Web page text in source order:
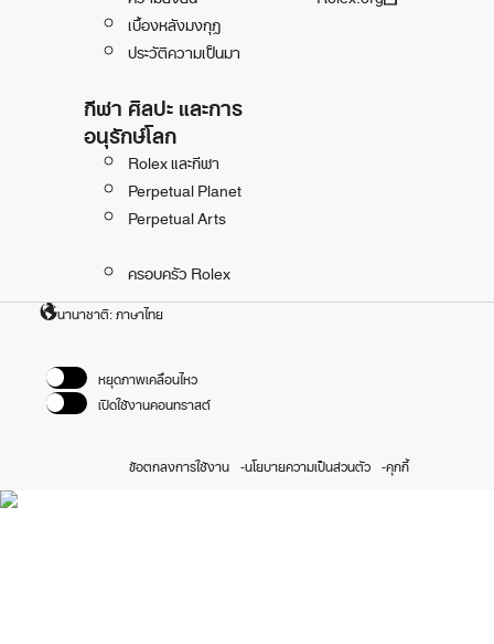
เบื้องหลังมงกุฎ
ประวัติความเป็นมา
กีฬา ศิลปะ และการ
อนุรักษ์โลก
Rolex และกีฬา
Perpetual Planet
Perpetual Arts
ครอบครัว Rolex
นานาชาติ: ภาษาไทย
หยุดภาพเคลื่อนไหว
เปิดใช้งานคอนทราสต์
ข้อตกลงการใช้งาน นโยบายความเป็นส่วนตัว คุกกี้